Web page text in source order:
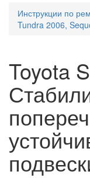
Инструкции по
Tundra 2006,
Toyota